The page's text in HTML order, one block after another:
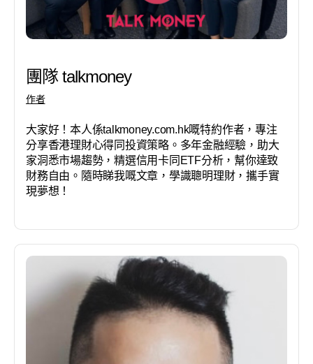
團隊 talkmoney
作者
大家好！本人係talkmoney.com.hk嘅特約作者，專注
分享香港理財心得同投資策略。多年金融經驗，助大
家洞悉市場趨勢，精選信用卡同ETF分析，幫你達致
財務自由。隨時睇我嘅文章，學識聰明理財，攜手實
現夢想！